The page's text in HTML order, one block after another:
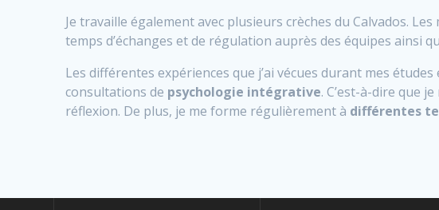
Je travaille également avec plusieurs crèches du Calvados. Les
temps d’échanges et de régulation auprès des équipes ainsi
Les différentes expériences que j’ai vécues durant mes
consultations de psychologie intégrative. C’est-à-dire que
réflexion. De plus, je me forme régulièrement à différentes